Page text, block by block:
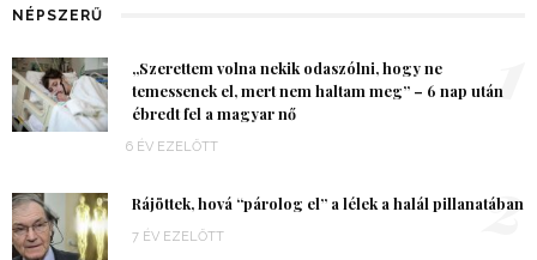
NÉPSZERŰ
„Szerettem volna nekik odaszólni, hogy ne
temessenek el, mert nem haltam meg” – 6 nap után
ébredt fel a magyar nő
6 ÉV EZELŐTT
1
Rájöttek, hová “párolog el” a lélek a halál pillanatában
7 ÉV EZELŐTT 2